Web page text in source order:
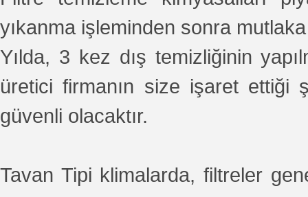
yıkanma işleminden sonra mutlaka
Yılda, 3 kez dış temizliğinin
üretici firmanın size işaret ettiği
güvenli olacaktır.
Tavan Tipi klimalarda, filtreler